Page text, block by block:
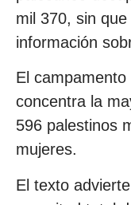
mil 370, sin
información
El
concentra la
596 palestinos
mujeres.
El texto